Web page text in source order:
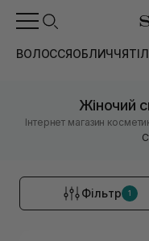
ВОЛОССЯОБЛИЧЧЯ
Жіночий
Інтернет магазин
Фільтр 1